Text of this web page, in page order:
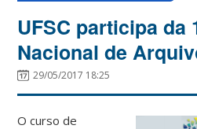
UFSC participa da
Nacional de
29/05/2017 18:25
O curso de